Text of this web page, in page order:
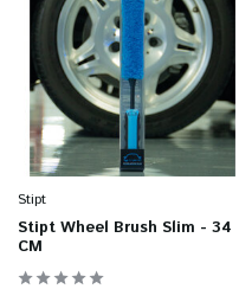
Stipt
Stipt Wheel Brush Slim - 34
CM